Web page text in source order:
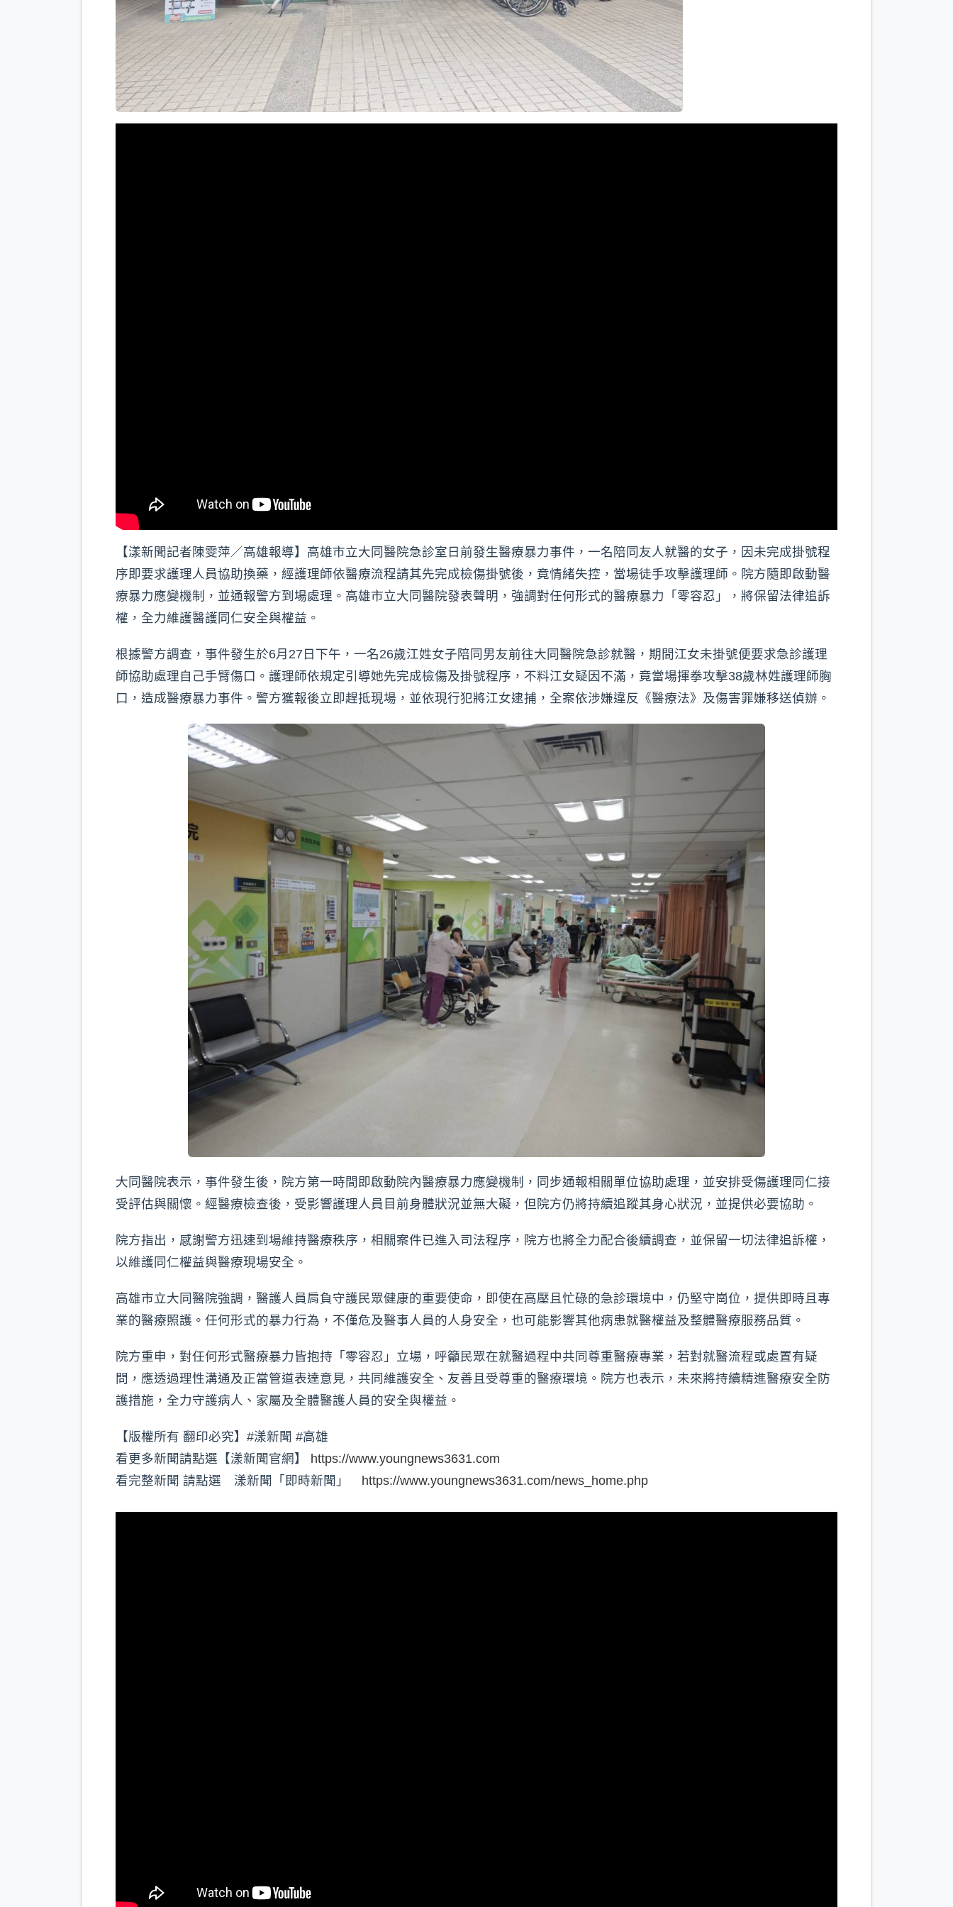
【漾新聞記者陳雯萍／高雄報導】高雄市立大同醫院急診室日前發生醫療暴力事件，一名陪同友人就醫的女子，因未完成掛號程
序即要求護理人員協助換藥，經護理師依醫療流程請其先完成檢傷掛號後，竟情緒失控，當場徒手攻擊護理師。院方隨即啟動醫
療暴力應變機制，並通報警方到場處理。高雄市立大同醫院發表聲明，強調對任何形式的醫療暴力「零容忍」，將保留法律追訴
權，全力維護醫護同仁安全與權益。
根據警方調查，事件發生於6月27日下午，一名26歲江姓女子陪同男友前往大同醫院急診就醫，期間江女未掛號便要求急診護理
師協助處理自己手臂傷口。護理師依規定引導她先完成檢傷及掛號程序，不料江女疑因不滿，竟當場揮拳攻擊38歲林姓護理師胸
口，造成醫療暴力事件。警方獲報後立即趕抵現場，並依現行犯將江女逮捕，全案依涉嫌違反《醫療法》及傷害罪嫌移送偵辦。
大同醫院表示，事件發生後，院方第一時間即啟動院內醫療暴力應變機制，同步通報相關單位協助處理，並安排受傷護理同仁接
受評估與關懷。經醫療檢查後，受影響護理人員目前身體狀況並無大礙，但院方仍將持續追蹤其身心狀況，並提供必要協助。
院方指出，感謝警方迅速到場維持醫療秩序，相關案件已進入司法程序，院方也將全力配合後續調查，並保留一切法律追訴權，
以維護同仁權益與醫療現場安全。
高雄市立大同醫院強調，醫護人員肩負守護民眾健康的重要使命，即使在高壓且忙碌的急診環境中，仍堅守崗位，提供即時且專
業的醫療照護。任何形式的暴力行為，不僅危及醫事人員的人身安全，也可能影響其他病患就醫權益及整體醫療服務品質。
院方重申，對任何形式醫療暴力皆抱持「零容忍」立場，呼籲民眾在就醫過程中共同尊重醫療專業，若對就醫流程或處置有疑
問，應透過理性溝通及正當管道表達意見，共同維護安全、友善且受尊重的醫療環境。院方也表示，未來將持續精進醫療安全防
護措施，全力守護病人、家屬及全體醫護人員的安全與權益。
【版權所有 翻印必究】#漾新聞 #高雄
看更多新聞請點選【漾新聞官網】 https://www.youngnews3631.com
看完整新聞 請點選 漾新聞「即時新聞」 https://www.youngnews3631.com/news_home.php